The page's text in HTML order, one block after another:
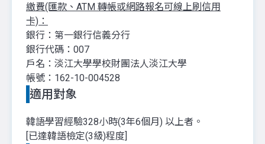
繳費(匯款、ATM 轉帳或網路報名可線上刷信用
卡)：
銀行：第一銀行信義分行
銀行代碼：007
戶名：淡江大學學校財團法人淡江大學
帳號：162-10-004528
適用對象
韓語學習經驗328小時(3年6個月) 以上者。
[已達韓語檢定(3級)程度]